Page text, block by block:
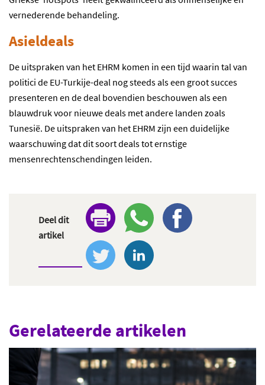
vernederende behandeling.
Asieldeals
De uitspraken van het EHRM komen in een tijd waarin tal van
politici de EU-Turkije-deal nog steeds als een groot succes
presenteren en de deal bovendien beschouwen als een
blauwdruk voor nieuwe deals met andere landen zoals
Tunesië. De uitspraken van het EHRM zijn een duidelijke
waarschuwing dat dit soort deals tot ernstige
mensenrechtenschendingen leiden.
Deel dit
artikel
Gerelateerde artikelen